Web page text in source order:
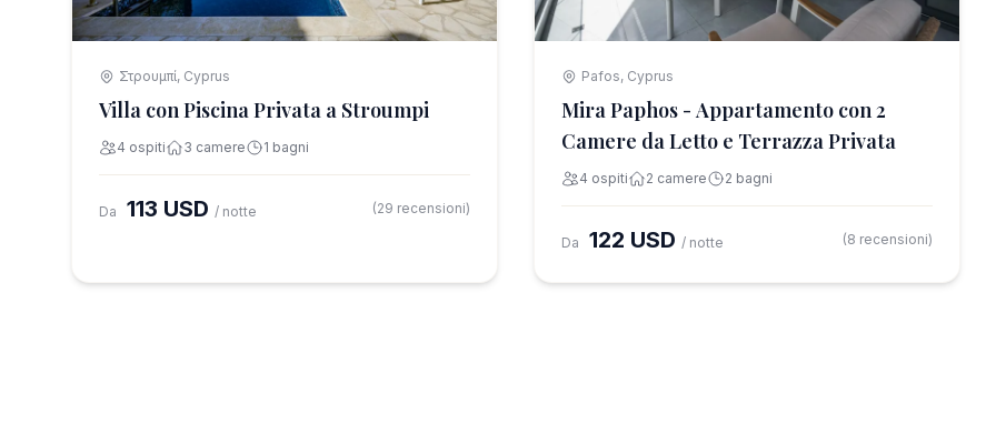
Στρουμπί, Cyprus
Villa con Piscina Privata a Stroumpi
4 ospiti 3 camere 1 bagni
Da 113 USD / notte (29 recensioni)
Pafos, Cyprus
Mira Paphos - Appartamento con 2
Camere da Letto e Terrazza Privata
4 ospiti 2 camere 2 bagni
Da 122 USD / notte (8 recensioni)